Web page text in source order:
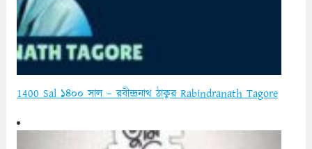
1400 Sal ১৪০০ সাল – রবীন্দ্রনাথ ঠাকুর Rabindranath Tagore